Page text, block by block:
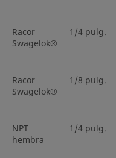
Racor
Swagelok®
1/4 pulg.
Racor
Swagelok®
1/8 pulg.
NPT
hembra
1/4 pulg.